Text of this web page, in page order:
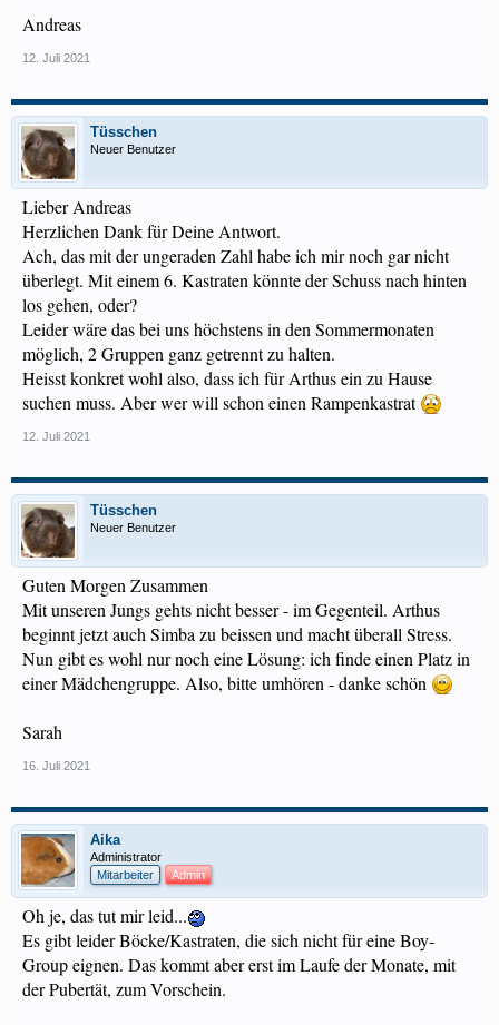
Andreas
12. Juli 2021
Tüsschen
Neuer Benutzer
Lieber Andreas
Herzlichen Dank für Deine Antwort.
Ach, das mit der ungeraden Zahl habe ich mir noch gar nicht
überlegt. Mit einem 6. Kastraten könnte der Schuss nach hinten
los gehen, oder?
Leider wäre das bei uns höchstens in den Sommermonaten
möglich, 2 Gruppen ganz getrennt zu halten.
Heisst konkret wohl also, dass ich für Arthus ein zu Hause
suchen muss. Aber wer will schon einen Rampenkastrat
12. Juli 2021
Tüsschen
Neuer Benutzer
Guten Morgen Zusammen
Mit unseren Jungs gehts nicht besser - im Gegenteil. Arthus
beginnt jetzt auch Simba zu beissen und macht überall Stress.
Nun gibt es wohl nur noch eine Lösung: ich finde einen Platz in
einer Mädchengruppe. Also, bitte umhören - danke schön
Sarah
16. Juli 2021
Aika
Administrator
Mitarbeiter
Admin
Oh je, das tut mir leid...
Es gibt leider Böcke/Kastraten, die sich nicht für eine Boy-
Group eignen. Das kommt aber erst im Laufe der Monate, mit
der Pubertät, zum Vorschein.